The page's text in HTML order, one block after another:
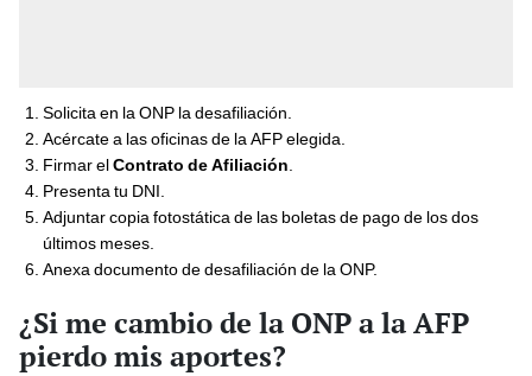
Solicita en la ONP la desafiliación.
Acércate a las oficinas de la AFP elegida.
Firmar elContrato de Afiliación
Presenta tu DNI.
Adjuntar copia fotostática de las boletas de pago de los dos
últimos meses.
Anexa documento de desafiliación de la ONP.
¿Si me cambio de la ONP a la AFP
pierdo mis aportes?